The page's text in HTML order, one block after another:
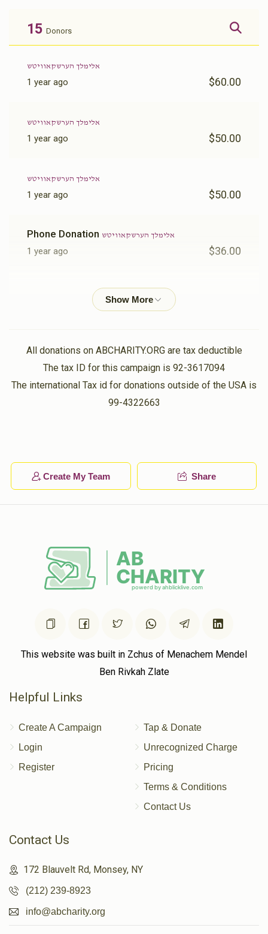
15 Donors
אלימלך הערשקאוויטש
1 year ago $60.00
אלימלך הערשקאוויטש
1 year ago $50.00
אלימלך הערשקאוויטש
1 year ago $50.00
Phone Donation אלימלך הערשקאוויטש
1 year ago $36.00
משה דאווידוויטשאלימלך הערשקאוויטש
Yitzchok Gruberאלימלך הערשקאוויטש
1 year ago $36.00
הערשקאוויטש
יואל לאנדא
1 year ago $20.00
All donations on ABCHARITY.ORG are tax deductible
The tax ID for this campaign is 92-3617094
The international Tax id for donations outside of the USA is
99-4322663
Create My Team Share
This website was built in Zchus of Menachem Mendel
Ben Rivkah Zlate
Helpful Links
Create A Campaign
Login
Register
Tap & Donate
Unrecognized Charge
Pricing
Terms & Conditions
Contact Us
Contact Us
172 Blauvelt Rd, Monsey, NY
(212) 239-8923
info@abcharity.org